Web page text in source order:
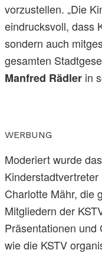
vorzustellen. „Die
eindrucksvoll, dass
sondern auch
gesamten
Manfred Rädler in
WERBUNG
Moderiert wurde
Charlotte Mähr, die
Mitgliedern der
Präsentationen und
wie die KSTV